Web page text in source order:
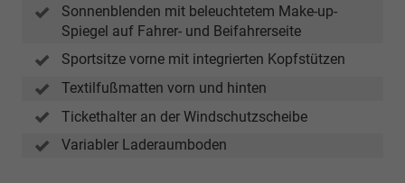
Sonnenblenden mit beleuchtetem Make-up-
Spiegel auf Fahrer- und Beifahrerseite
Sportsitze vorne mit integrierten Kopfstützen
Textilfußmatten vorn und hinten
Tickethalter an der Windschutzscheibe
Variabler Laderaumboden